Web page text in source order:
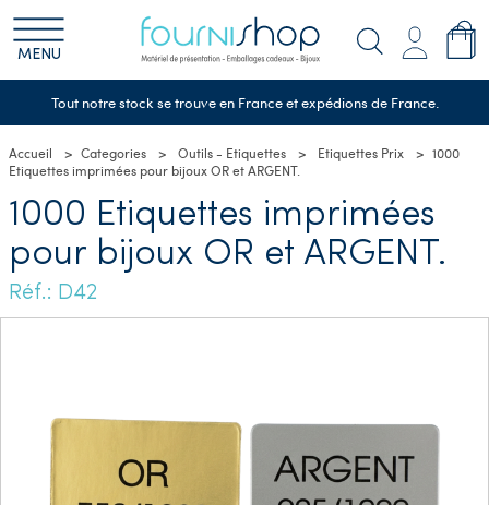
MENU
Tout notre stock se trouve en France et expédions de France.
Accueil Categories Outils - Etiquettes Etiquettes Prix
1000
Etiquettes imprimées pour bijoux OR et ARGENT.
1000 Etiquettes imprimées
pour bijoux OR et ARGENT.
Réf.: D42